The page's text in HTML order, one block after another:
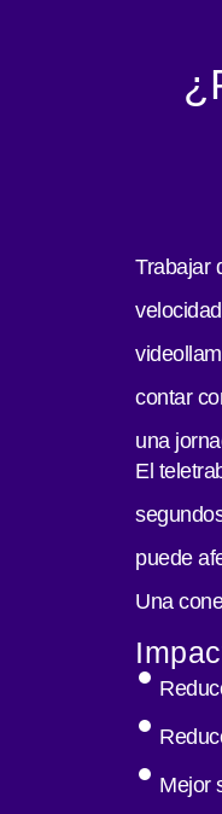
Trabajar
contar
una
El
puede
Una
Mejor